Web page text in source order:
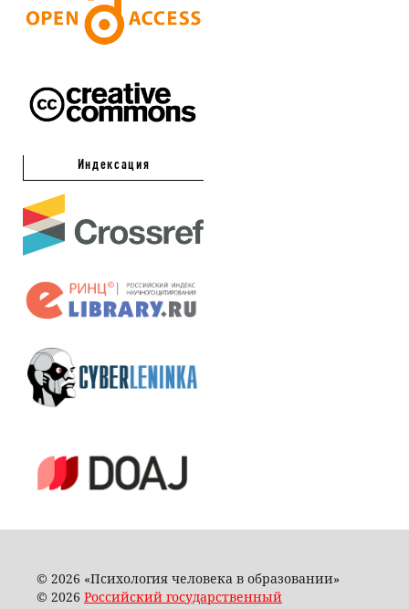
Индексация
© 2026 «Психология человека в образовании»
© 2026 Российский государственный